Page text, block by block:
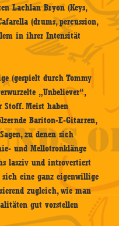
Lachlan Bryon (Keys,
(drums, percussion,
in ihrer Intensität
(gespielt durch Tommy
„Unbeliever“,
Stoff. Meist haben
Bariton-E-Gitarren,
zu denen sich
und Mellotronklänge
lasziv und introvertiert
sich eine ganz eigenwillige
zugleich, wie man
gut vorstellen